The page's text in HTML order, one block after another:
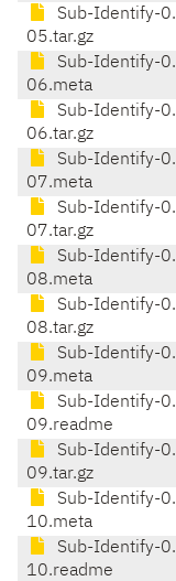
Sub-Identify-0.
05.tar.gz
Sub-Identify-0.
06.meta
Sub-Identify-0.
06.tar.gz
Sub-Identify-0.
07.meta
Sub-Identify-0.
07.tar.gz
Sub-Identify-0.
08.meta
Sub-Identify-0.
08.tar.gz
Sub-Identify-0.
09.meta
Sub-Identify-0.
09.readme
Sub-Identify-0.
09.tar.gz
Sub-Identify-0.
10.meta
Sub-Identify-0.
10.readme